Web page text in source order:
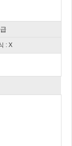
: X